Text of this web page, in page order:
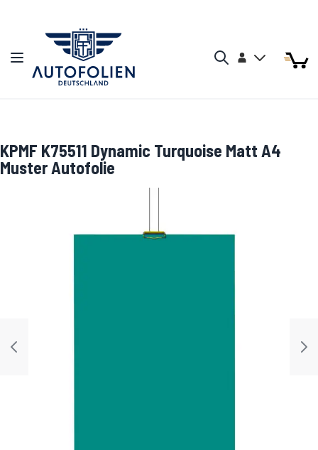
Navigation umschalten Konto Mein
KPMF K75511 Dynamic Turquoise Matt A4
Muster Autofolie